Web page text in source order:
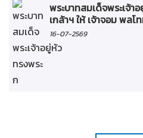
พระบาทสมเด็จพระเจ้า
เกล้าฯ ให้ เจ้าจอม พลโ
16-07-2569